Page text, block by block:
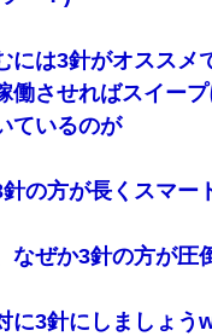
には3針がオススメ
働させればスイー
ているのが
の方が長くスマー
なぜか3針の方が圧
に3針にしましょう